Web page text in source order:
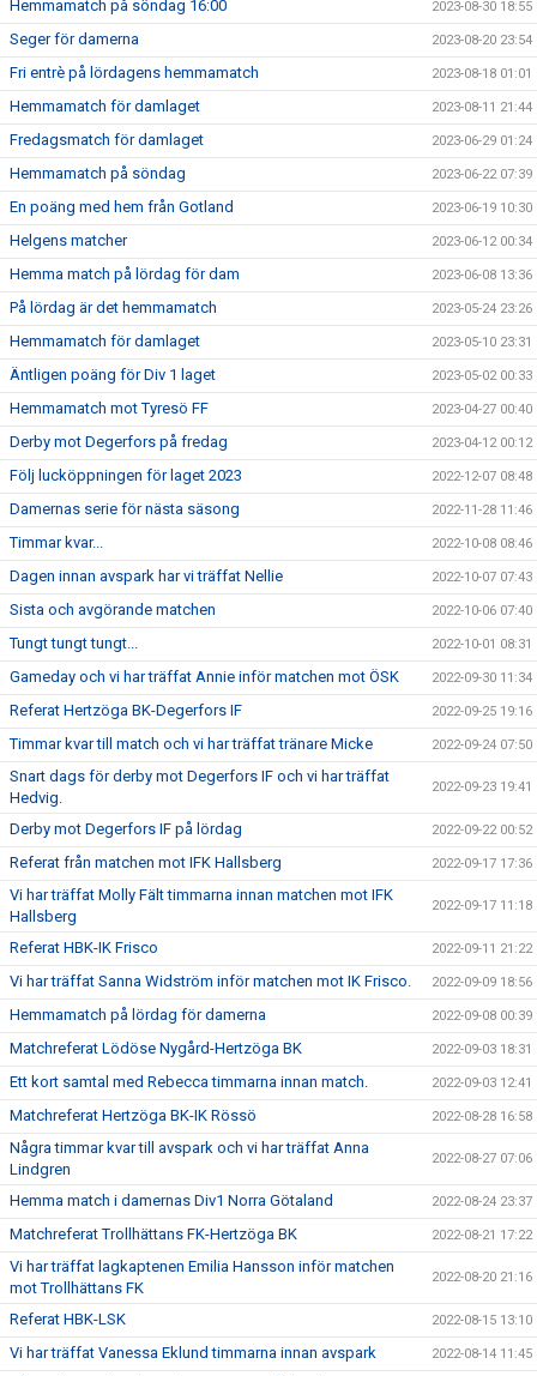
Hemmamatch på söndag 16:00 2023-08-30 18:55
Seger för damerna 2023-08-20 23:54
Fri entrè på lördagens hemmamatch 2023-08-18 01:01
Hemmamatch för damlaget 2023-08-11 21:44
Fredagsmatch för damlaget 2023-06-29 01:24
Hemmamatch på söndag 2023-06-22 07:39
En poäng med hem från Gotland 2023-06-19 10:30
Helgens matcher 2023-06-12 00:34
Hemma match på lördag för dam 2023-06-08 13:36
På lördag är det hemmamatch 2023-05-24 23:26
Hemmamatch för damlaget 2023-05-10 23:31
Äntligen poäng för Div 1 laget 2023-05-02 00:33
Hemmamatch mot Tyresö FF 2023-04-27 00:40
Derby mot Degerfors på fredag 2023-04-12 00:12
Följ lucköppningen för laget 2023 2022-12-07 08:48
Damernas serie för nästa säsong 2022-11-28 11:46
Timmar kvar... 2022-10-08 08:46
Dagen innan avspark har vi träffat Nellie 2022-10-07 07:43
Sista och avgörande matchen 2022-10-06 07:40
Tungt tungt tungt... 2022-10-01 08:31
Gameday och vi har träffat Annie inför matchen mot ÖSK 2022-09-30 11:34
Referat Hertzöga BK-Degerfors IF 2022-09-25 19:16
Timmar kvar till match och vi har träffat tränare Micke 2022-09-24 07:50
Snart dags för derby mot Degerfors IF och vi har träffat
Hedvig.
2022-09-23 19:41
Derby mot Degerfors IF på lördag 2022-09-22 00:52
Referat från matchen mot IFK Hallsberg 2022-09-17 17:36
Vi har träffat Molly Fält timmarna innan matchen mot IFK
Hallsberg
2022-09-17 11:18
Referat HBK-IK Frisco 2022-09-11 21:22
Vi har träffat Sanna Widström inför matchen mot IK Frisco. 2022-09-09 18:56
Hemmamatch på lördag för damerna 2022-09-08 00:39
Matchreferat Lödöse Nygård-Hertzöga BK 2022-09-03 18:31
Ett kort samtal med Rebecca timmarna innan match. 2022-09-03 12:41
Matchreferat Hertzöga BK-IK Rössö 2022-08-28 16:58
Några timmar kvar till avspark och vi har träffat Anna
Lindgren
2022-08-27 07:06
Hemma match i damernas Div1 Norra Götaland 2022-08-24 23:37
Matchreferat Trollhättans FK-Hertzöga BK 2022-08-21 17:22
Vi har träffat lagkaptenen Emilia Hansson inför matchen
mot Trollhättans FK
2022-08-20 21:16
Referat HBK-LSK 2022-08-15 13:10
Vi har träffat Vanessa Eklund timmarna innan avspark 2022-08-14 11:45